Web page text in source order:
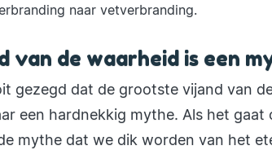
naar vetverbranding.
van de waarheid is een
gezegd dat de grootste vijand van
een hardnekkig mythe. Als het gaat
mythe dat we dik worden van het